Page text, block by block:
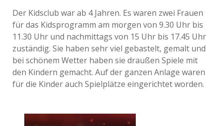
Der Kidsclub war ab 4 Jahren. Es waren zwei Frauen
für das Kidsprogramm am morgen von 9.30 Uhr bis
11.30 Uhr und nachmittags von 15 Uhr bis 17.45 Uhr
zuständig. Sie haben sehr viel gebastelt, gemalt und
bei schönem Wetter haben sie draußen Spiele mit
den Kindern gemacht. Auf der ganzen Anlage waren
für die Kinder auch Spielplätze eingerichtet worden.